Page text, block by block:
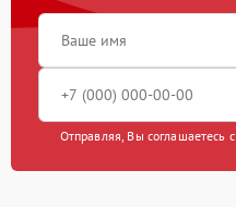
Отправляя, Вы соглашаетесь с